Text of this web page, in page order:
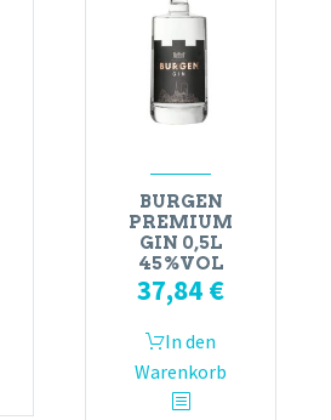
BURGEN
PREMIUM
GIN 0,5L
45%VOL
37,84 €
In den
Warenkorb